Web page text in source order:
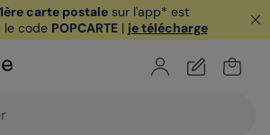
1ère carte postale sur l'app* est
le code POPCARTE| je télécharge